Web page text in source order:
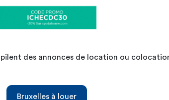
des annonces de location ou
Bruxelles à louer